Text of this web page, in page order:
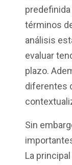
términos
análisis
evaluar
plazo.
diferentes
Sin
La